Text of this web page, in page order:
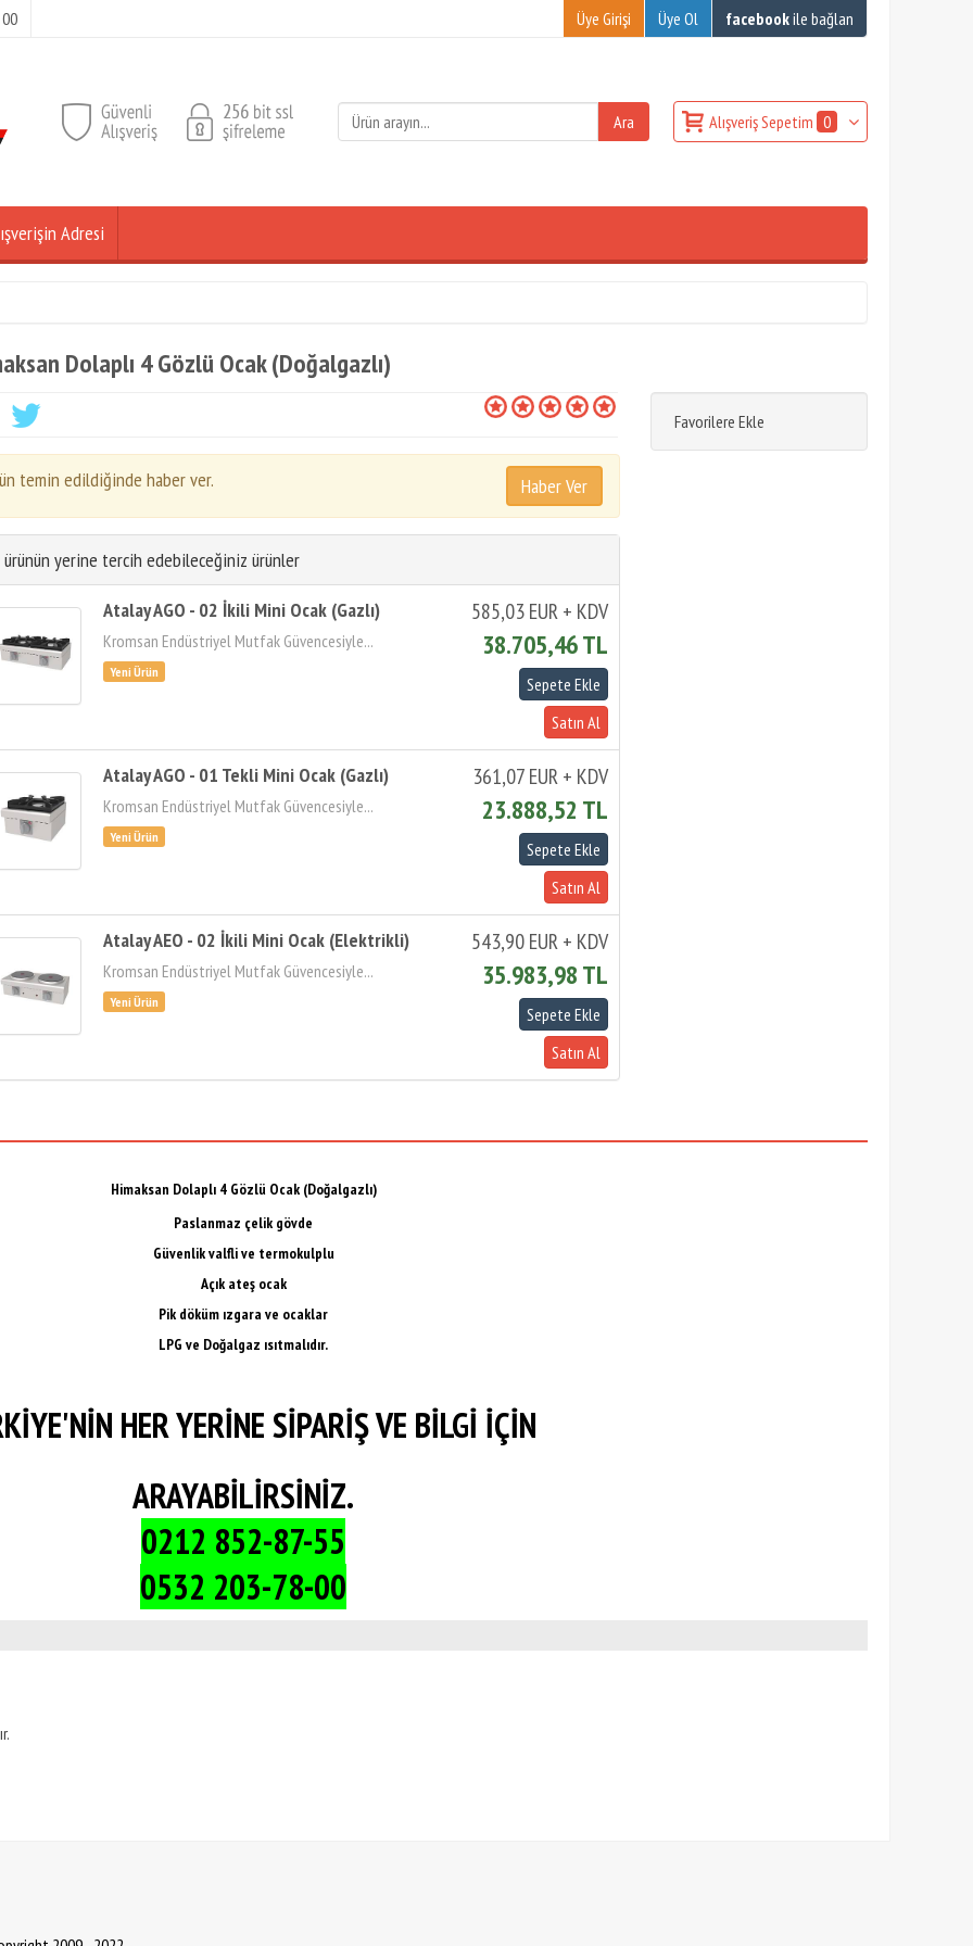
Üye Girişi Üye Ol facebookile bağlan
Alışveriş Sepetim 0
Adresi
Dolaplı 4 Gözlü Ocak (Doğalgazlı)
Favorilere Ekle
temin edildiğinde haber ver.
ürünün yerine tercih edebileceğiniz ürünler
Atalay AGO - 02 İkili Mini Ocak (Gazlı)
Kromsan Endüstriyel Mutfak Güvencesiyle...
585,03 EUR + KDV
38.705,46 TL
Atalay AGO - 01 Tekli Mini Ocak (Gazlı)
Kromsan Endüstriyel Mutfak Güvencesiyle...
361,07 EUR + KDV
23.888,52 TL
Atalay AEO - 02 İkili Mini Ocak (Elektrikli)
Kromsan Endüstriyel Mutfak Güvencesiyle...
543,90 EUR + KDV
35.983,98 TL
Himaksan Dolaplı 4 Gözlü Ocak (Doğalgazlı)
Paslanmaz çelik gövde
Güvenlik valfli ve termokulplu
Açık ateş ocak
Pik döküm ızgara ve ocaklar
LPG ve Doğalgaz ısıtmalıdır.
HER YERİNE SİPARİŞ VE BİLGİ İÇİN
ARAYABİLİRSİNİZ.
0212 852-87-55
0532 203-78-00